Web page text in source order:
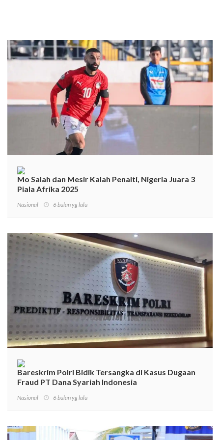
Mo Salah dan Mesir Kalah Penalti, Nigeria Juara 3
Piala Afrika 2025
Nasional 6 bulan yg lalu
Bareskrim Polri Bidik Tersangka di Kasus Dugaan
Fraud PT Dana Syariah Indonesia
Nasional 6 bulan yg lalu